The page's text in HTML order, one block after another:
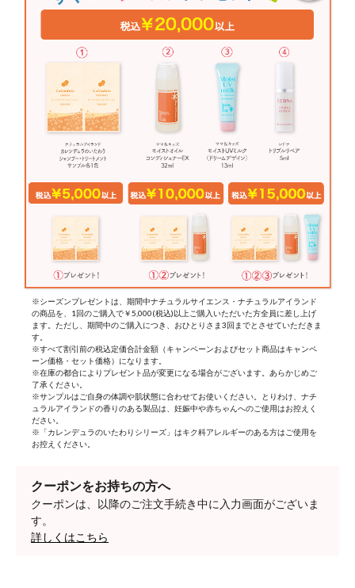
※シーズンプレゼントは、期間中ナチュラルサイエンス・ナチュラルアイランド
の商品を、1回のご購入で￥5,000(税込)以上ご購入いただいた方全員に差し上げ
ます。ただし、期間中のご購入につき、おひとりさま3回までとさせていただきま
す。
※すべて割引前の税込定価合計金額（キャンペーンおよびセット商品はキャンペ
ーン価格・セット価格）になります。
※在庫の都合によりプレゼント品が変更になる場合がございます。あらかじめご
了承ください。
※サンプルはご自身の体調や肌状態に合わせてお使いください。とりわけ、ナチ
ュラルアイランドの香りのある製品は、妊娠中や赤ちゃんへのご使用はお控えく
ださい。
※「カレンデュラのいたわりシリーズ」はキク科アレルギーのある方はご使用を
お控えください。
クーポンをお持ちの方へ
クーポンは、以降のご注文手続き中に入力画面がございま
す。
詳しくはこちら